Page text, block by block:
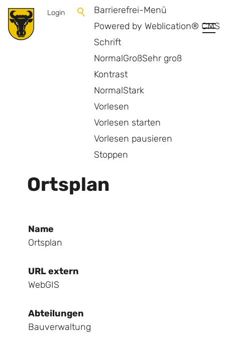
Barrierefrei-Menü
Powered by Weblication® CMS
Schrift
NormalGroßSehr groß
Kontrast
NormalStark
Vorlesen
Vorlesen starten
Vorlesen pausieren
Stoppen
Login
Ortsplan
Name
Ortsplan
URL extern
WebGIS
Abteilungen
Bauverwaltung